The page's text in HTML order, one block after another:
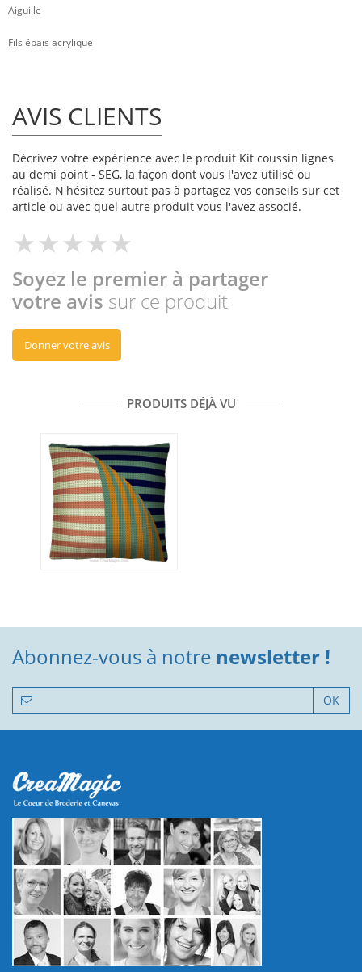
Aiguille
Fils épais acrylique
AVIS CLIENTS
Décrivez votre expérience avec le produit Kit coussin lignes
au demi point - SEG, la façon dont vous l'avez utilisé ou
réalisé. N'hésitez surtout pas à partagez vos conseils sur cet
article ou avec quel autre produit vous l'avez associé.
Soyez le premier à partager
votre avis sur ce produit
Donner votre avis
PRODUITS DÉJÀ VU
Abonnez-vous à notre newsletter !
OK